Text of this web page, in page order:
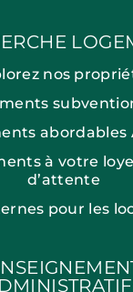
nos
abordables
à votre
d’attente
pour les